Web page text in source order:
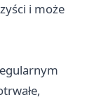
i może